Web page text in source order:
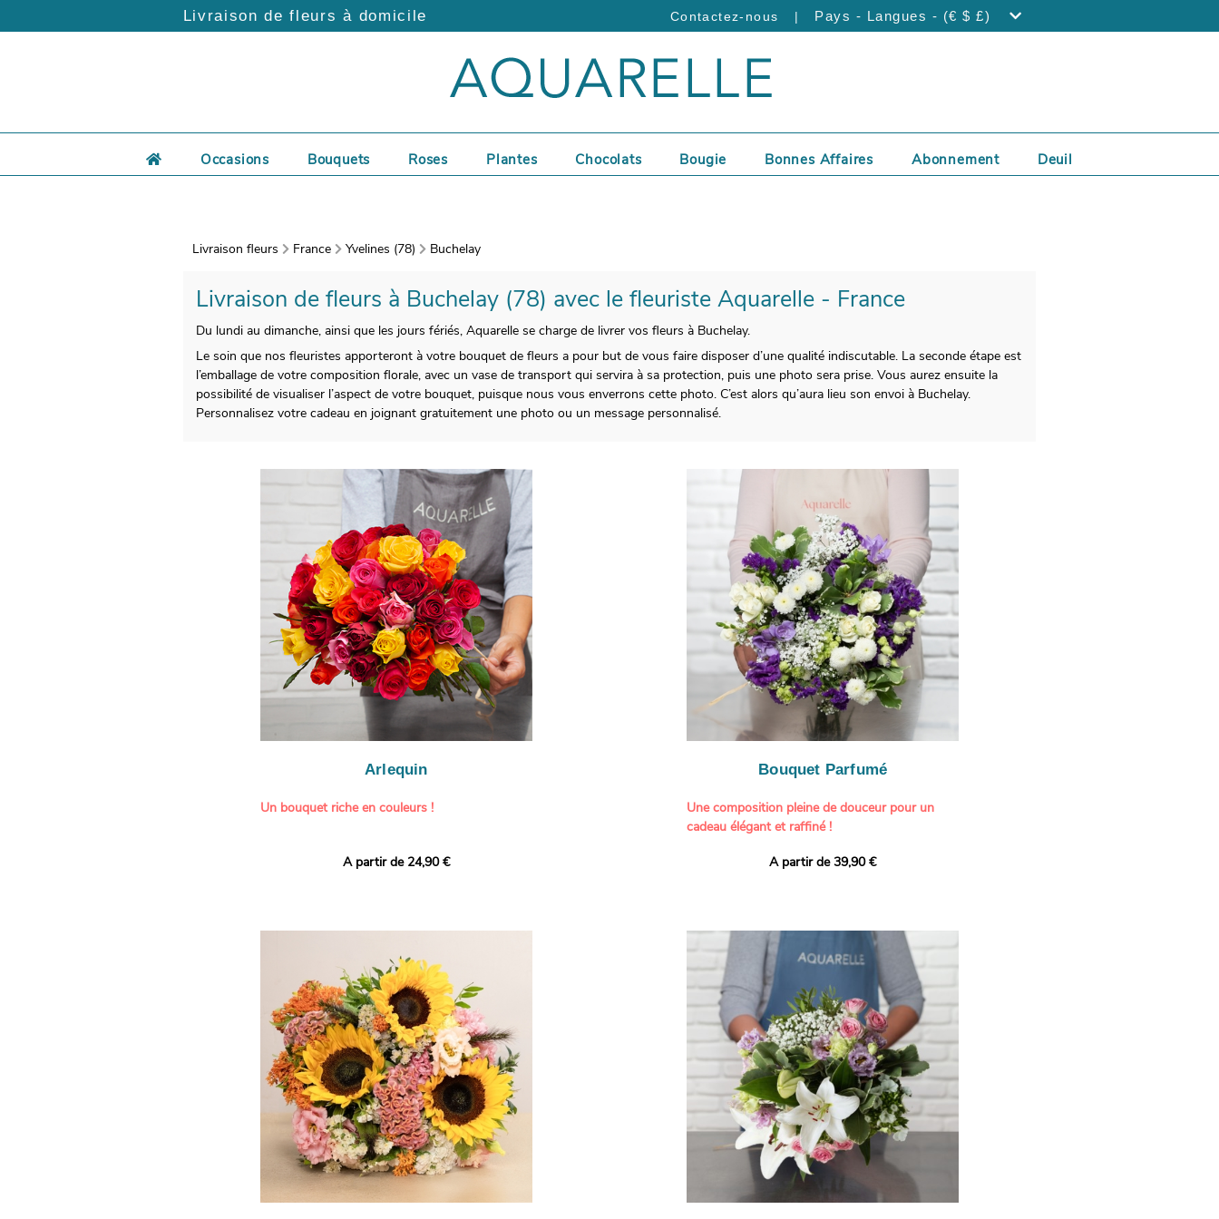
Livraison de fleurs à domicile Contactez-nous | Pays - Langues - (€ $ £)
Occasions Bouquets Roses Plantes Chocolats Bougie Bonnes Affaires Abonnement Deuil
Livraison fleurs France Yvelines (78) Buchelay
Livraison de fleurs à Buchelay (78) avec le fleuriste Aquarelle - France
Du lundi au dimanche, ainsi que les jours fériés, Aquarelle se charge de livrer vos fleurs à Buchelay.
Le soin que nos fleuristes apporteront à votre bouquet de fleurs a pour but de vous faire disposer d’une qualité indiscutable. La seconde étape est
l’emballage de votre composition florale, avec un vase de transport qui servira à sa protection, puis une photo sera prise. Vous aurez ensuite la
possibilité de visualiser l’aspect de votre bouquet, puisque nous vous enverrons cette photo. C’est alors qu’aura lieu son envoi à Buchelay.
Personnalisez votre cadeau en joignant gratuitement une photo ou un message personnalisé.
Arlequin
Un bouquet riche en couleurs !
vives pour un effet vitaminé garanti. Un
'Tropical Amazone' et 'Wild Calypso', connues
pour leur tenue en vase, leurs teintes
incroyables et le parfait épanouissement de
leurs boutons.
Une explosion de couleurs dans un bouquet de
roses fraîches !
Il contient :
- Un mélange harmonieux de roses roses,
rouges, jaunes et orange
- Quelques feuillages pour structurer
À offrir pour :
- Souhaiter un anniversaire joyeux et coloré
A partir de 24,90 €
Bouquet Parfumé
Une composition pleine de douceur pour un
cadeau élégant et raffiné !
Offrez un bouquet délicat et généreux, imaginé
création une touche de pureté et de
romantisme, tandis que les giroflées dévoilent
un parfum délicat et une allure naturellement
poétique. Le gypsophile, léger et aérien, vient
envelopper l’ensemble de douceur, pendant que
les lisianthus ajoutent une note d’élégance et de
raffinement à cette harmonie florale.
Chaque tige a été sélectionnée avec soin pour
composer un bouquet lumineux, plein de
charme et de délicatesse. Avec son bel équilibre
entre volume, finesse et parfum, cette création
florale est idéale pour célébrer les plus beaux
moments de vie avec grâce et émotion.
A partir de 39,90 €